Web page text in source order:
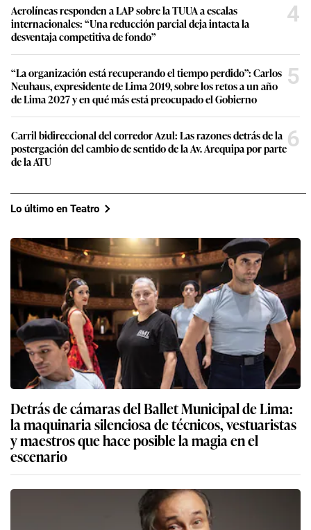
Aerolíneas responden a LAP sobre la TUUA a escalas
internacionales: “Una reducción parcial deja intacta la
desventaja competitiva de fondo”
4
“La organización está recuperando el tiempo perdido”: Carlos
Neuhaus, expresidente de Lima 2019, sobre los retos a un año
de Lima 2027 y en qué más está preocupado el Gobierno
5
Carril bidireccional del corredor Azul: Las razones detrás de la
postergación del cambio de sentido de la Av. Arequipa por parte
de la ATU
6
Lo último en Teatro
Detrás de cámaras del Ballet Municipal de Lima:
la maquinaria silenciosa de técnicos, vestuaristas
y maestros que hace posible la magia en el
escenario